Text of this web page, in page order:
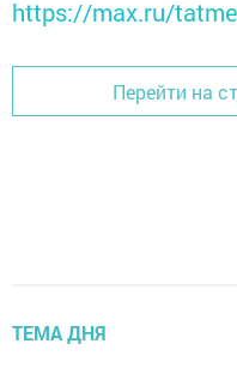
https://max.ru/
Перейти на
ТЕМА ДНЯ